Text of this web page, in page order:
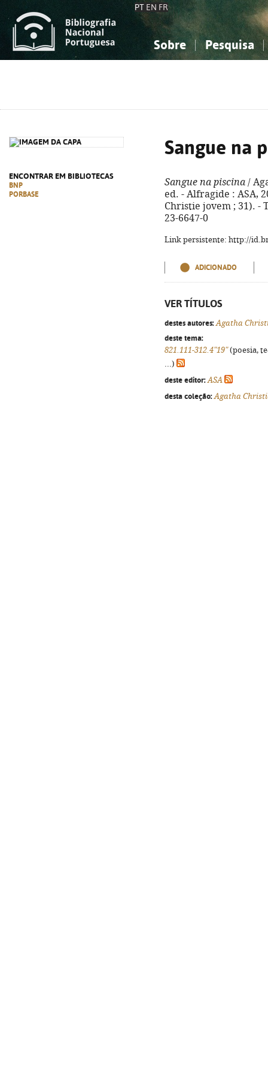
PT EN FR
Sobre Pesquisa
ENCONTRAR EM BIBLIOTECAS
BNP
PORBASE
Sangue na
Sangue na piscina /
ed. - Alfragide : ASA,
Christie jovem ; 31). -
23-6647-0
Link persistente: http://
ADICIONADO
VER TÍTULOS
destes autores: Agatha
deste tema:
821.111-312.4"19"(poesia,
...)
deste editor: ASA
desta coleção: Agatha